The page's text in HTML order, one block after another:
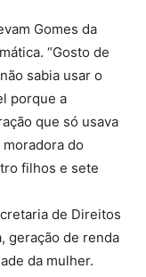
Gomes da
“Gosto de
sabia usar o
porque a
que só usava
do
filhos e sete
de Direitos
geração de renda
da mulher.